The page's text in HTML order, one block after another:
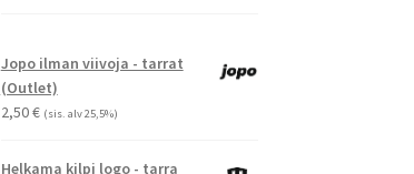
Jopo ilman viivoja - tarrat
(Outlet)
2,50€ (sis. alv 25,5%)
Helkama kilpi logo - tarra